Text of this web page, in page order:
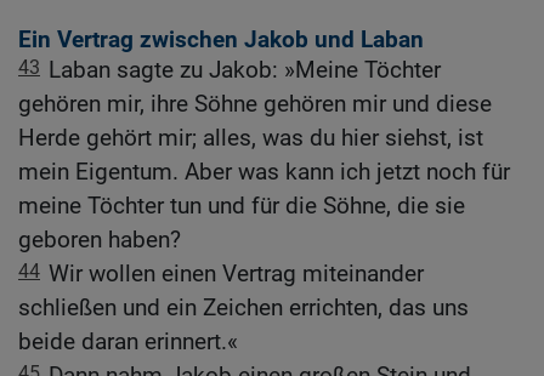
Ein Vertrag zwischen Jakob und Laban
43 Laban sagte zu Jakob: »Meine Töchter
gehören mir, ihre Söhne gehören mir und diese
Herde gehört mir; alles, was du hier siehst, ist
mein Eigentum. Aber was kann ich jetzt noch für
meine Töchter tun und für die Söhne, die sie
geboren haben?
44 Wir wollen einen Vertrag miteinander
schließen und ein Zeichen errichten, das uns
beide daran erinnert.«